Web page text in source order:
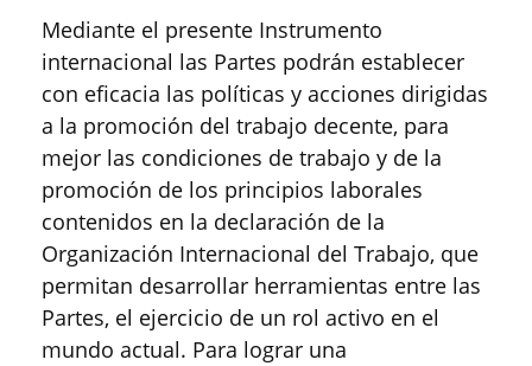
Mediante el presente Instrumento
internacional las Partes podrán establecer
con eficacia las políticas y acciones dirigidas
a la promoción del trabajo decente, para
mejor las condiciones de trabajo y de la
promoción de los principios laborales
contenidos en la declaración de la
Organización Internacional del Trabajo, que
permitan desarrollar herramientas entre las
Partes, el ejercicio de un rol activo en el
mundo actual. Para lograr una